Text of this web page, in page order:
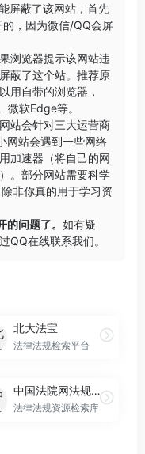
屏蔽了该网站，首先
，因为微信/QQ会屏
浏览器提示该网站违
蔽了这个站。推荐原
用自带的浏览器，
微软Edge等。
站会针对三大运营商
网站会遇到一些网络
加速器（将自己的网
。部分网站需要科学
非你真的用于学习资
问题了。 如有疑
QQ在线联系我们。
北大法宝
法律法规检索平台
中国法院网法规文库
法律法规资源检索库